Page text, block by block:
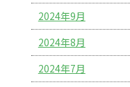
2024年9月
2024年8月
2024年7月